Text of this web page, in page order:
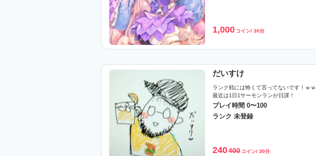
1,000 コイン/ 30分
だいすけ
ランク戦には怖くて言ってないです！ｗｗ
最近は1日1サーモンランが日課！
プレイ時間 0〜100
ランク 未登録
240400 コイン/ 30分